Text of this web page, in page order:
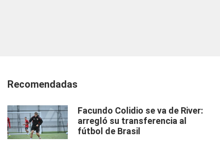
Recomendadas
Facundo Colidio se va de River:
arregló su transferencia al
fútbol de Brasil